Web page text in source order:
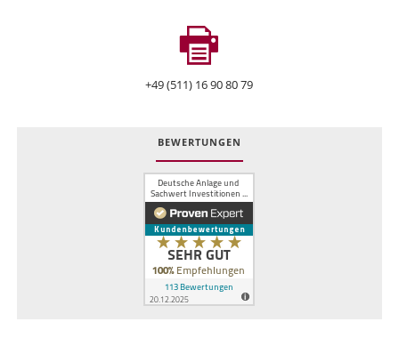
+49 (511) 16 90 80 79
BEWERTUNGEN